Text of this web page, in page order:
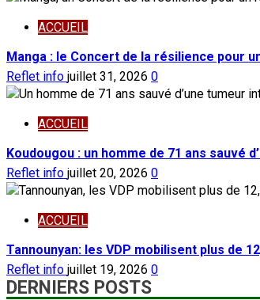
ACCUEIL
Manga : le Concert de la résilience pour
Reflet info juillet 31, 2026 0
ACCUEIL
Koudougou : un homme de 71 ans sauvé
Reflet info juillet 20, 2026 0
ACCUEIL
Tannounyan: les VDP mobilisent plus de
Reflet info juillet 19, 2026 0
DERNIERS POSTS